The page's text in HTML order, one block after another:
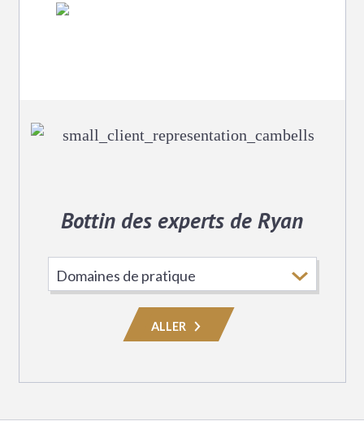
Bottin des experts de Ryan
Choisissez
le
domaine
de
ALLER